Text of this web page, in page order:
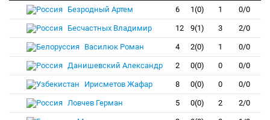
Безродный Артем
6 1(0) 1 0/0
Бесчастных Владимир 12 9(1) 3 2/0
Василюк Роман 4 2(0) 1 0/0
Данишевский Александр 2 0(0) 0 0/0
Ирисметов Жафар 8 0(0) 0 0/0
Ловчев Герман 5 0(0) 2 2/0